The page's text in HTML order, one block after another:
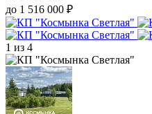
до 1 516 000 ₽
1 из 4